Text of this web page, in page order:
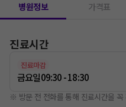
병원정보 가격표
진료시간
진료마감
금요일09:30 - 18:30
※ 방문 전 전화를 통해 진료시간을 꼭